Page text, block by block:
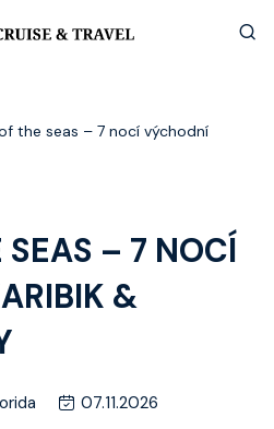
the seas – 7 nocí východní
SEAS – 7 NOCÍ
&
07.11.2026